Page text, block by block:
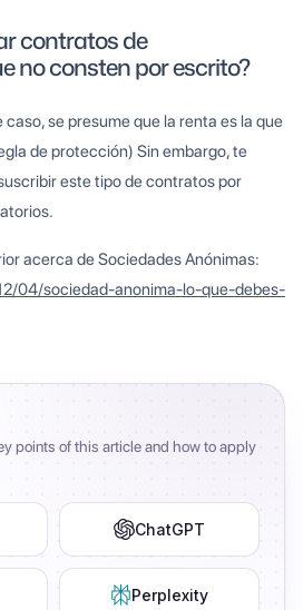
contratos de
no consten por escrito?
caso, se presume que la renta es la que
de protección) Sin embargo, te
este tipo de contratos por
acerca de Sociedades Anónimas:
04/sociedad-anonima-lo-que-debes-
points of this article and how to apply
ChatGPT
Perplexity